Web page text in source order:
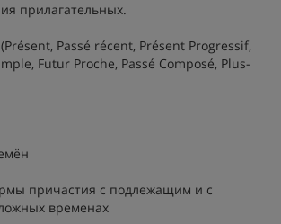
прилагательных.
Passé récent, Présent Progressif,
Futur Proche, Passé Composé, Plus-
причастия с подлежащим и с
временах